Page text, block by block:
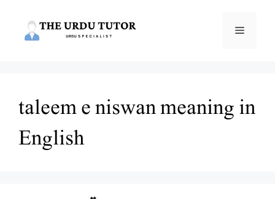
Menu
taleem e niswan meaning in
English